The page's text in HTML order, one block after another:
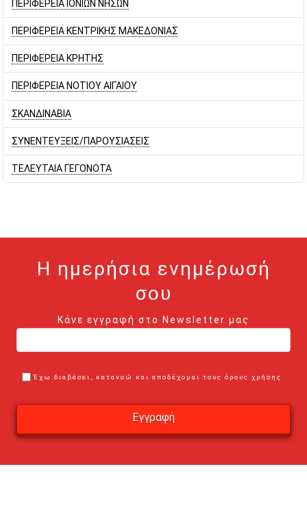
ΠΕΡΙΦΕΡΕΙΑ ΙΟΝΙΩΝ ΝΗΣΩΝ
ΠΕΡΙΦΕΡΕΙΑ ΚΕΝΤΡΙΚΗΣ ΜΑΚΕΔΟΝΙΑΣ
ΠΕΡΙΦΕΡΕΙΑ ΚΡΗΤΗΣ
ΠΕΡΙΦΕΡΕΙΑ ΝΟΤΙΟΥ ΑΙΓΑΙΟΥ
ΣΚΑΝΔΙΝΑΒΙΑ
ΣΥΝΕΝΤΕΥΞΕΙΣ/ΠΑΡΟΥΣΙΑΣΕΙΣ
ΤΕΛΕΥΤΑΙΑ ΓΕΓΟΝΟΤΑ
Η ημερήσια ενημέρωσή
σου
Κάνε εγγραφή στο Newsletter μας
Έχω διαβάσει, κατανοώ και αποδέχομαι τους όρους χρήσης